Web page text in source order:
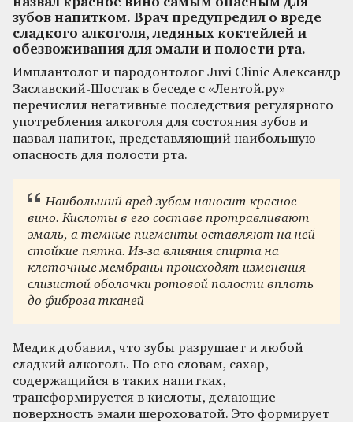
зубов напитком. Врач предупредил о вреде
сладкого алкоголя, ледяных коктейлей и
обезвоживания для эмали и полости рта.
Имплантолог и пародонтолог Juvi Clinic Александр
Заславский-Шостак в беседе с «Лентой.ру»
перечислил негативные последствия регулярного
употребления алкоголя для состояния зубов и
назвал напиток, представляющий наибольшую
опасность для полости рта.
Наибольший вред зубам наносит красное
вино. Кислоты в его составе протравливают
эмаль, а темные пигменты оставляют на ней
стойкие пятна. Из-за влияния спирта на
клеточные мембраны происходят изменения
слизистой оболочки ротовой полости вплоть
до фиброза тканей
Медик добавил, что зубы разрушает и любой
сладкий алкоголь. По его словам, сахар,
содержащийся в таких напитках,
трансформируется в кислоты, делающие
поверхность эмали шероховатой. Это формирует